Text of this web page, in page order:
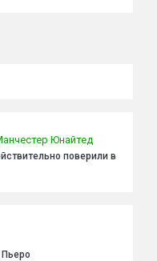
Юнайтед
поверили в